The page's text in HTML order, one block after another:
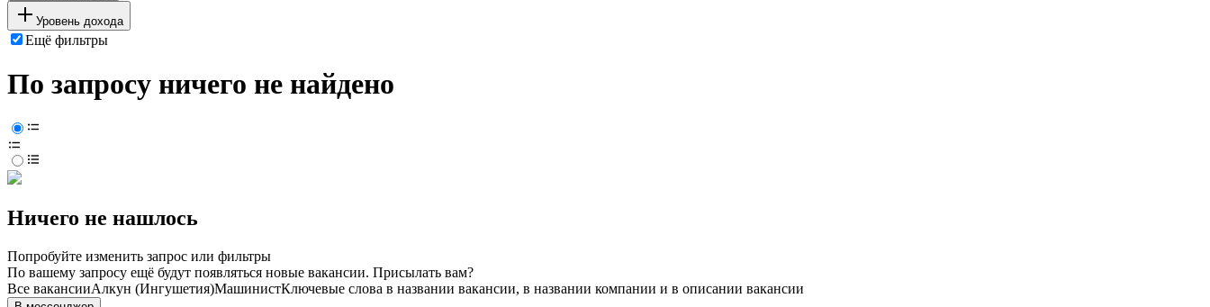
Уровень дохода
Ещё фильтры
По запросу ничего не найдено
Ничего не нашлось
Попробуйте изменить запрос или фильтры
По вашему запросу ещё будут появляться новые вакансии. Присылать вам?
Все вакансииАлкун (Ингушетия)МашинистКлючевые слова в названии вакансии, в названии компании и в описании вакансии